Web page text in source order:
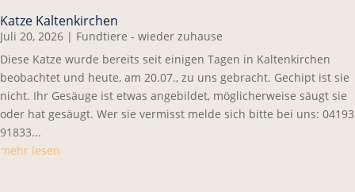
Katze Kaltenkirchen
Juli 20, 2026 | Fundtiere - wieder zuhause
Diese Katze wurde bereits seit einigen Tagen in Kaltenkirchen
beobachtet und heute, am 20.07., zu uns gebracht. Gechipt ist sie
nicht. Ihr Gesäuge ist etwas angebildet, möglicherweise säugt sie
oder hat gesäugt. Wer sie vermisst melde sich bitte bei uns: 04193
91833...
mehr lesen